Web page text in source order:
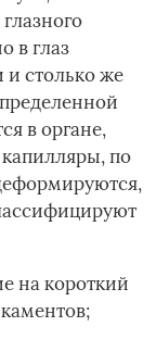
в глаз
и столько же
в органе,
по
на короткий